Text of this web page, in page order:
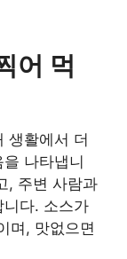
어 먹
생활에서 더
나타냅니
, 주변 사람과
다. 소스가
며, 맛없으면